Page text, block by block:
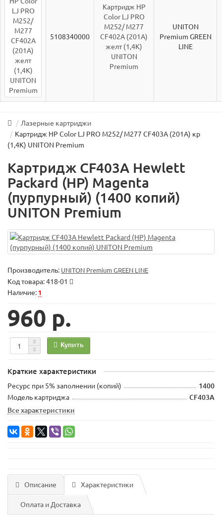
5108340000
Картридж HP
Color LJ PRO
M252/ M277
CF402A (201A)
желт (1,4K)
UNITON
Premium
UNITON
Premium GREEN
LINE
Лазерные картриджи
Картридж HP Color LJ PRO M252/ M277 CF403A (201A) кр
(1,4K) UNITON Premium
Картридж CF403A Hewlett
Packard (HP) Magenta
(пурпурный) (1400 копий)
UNITON Premium
Производитель: UNITON Premium GREEN LINE
Код товара:418-01
Наличие: 1
960 р.
Купить
Краткие характеристики
Ресурс при 5% заполнении (копий) 1400
Модель картриджа
CF403A
Все характеристики
Описание Характеристики
Оплата и Доставка